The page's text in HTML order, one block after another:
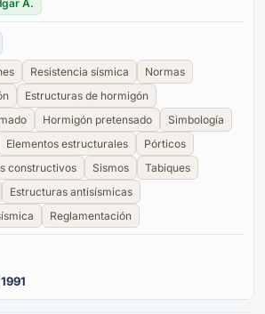
A.
Resistencia sísmica
Normas
Estructuras de hormigón
Hormigón pretensado
Simbología
Elementos estructurales
Pórticos
constructivos
Sismos
Tabiques
Estructuras antisísmicas
Reglamentación
1991